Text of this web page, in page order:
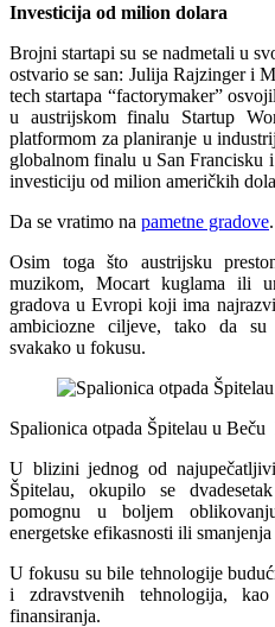
Investicija od milion dolara
Brojni startapi su se nadmetali u
ostvario se san: Julija Rajzinger i
tech startapa “factorymaker”
u austrijskom finalu Startup
platformom za planiranje u
globalnom finalu u San Francisku
investiciju od milion američkih
Da se vratimo na pametne gradove.
Osim toga što austrijsku
muzikom, Mocart kuglama ili
gradova u Evropi koji ima
ambiciozne ciljeve, tako da su
svakako u fokusu.
Spalionica otpada Špitelau u Beču
U blizini jednog od
Špitelau, okupilo se
pomognu u boljem
energetske efikasnosti ili smanjenja
U fokusu su bile tehnologije
i zdravstvenih tehnologija,
finansiranja.